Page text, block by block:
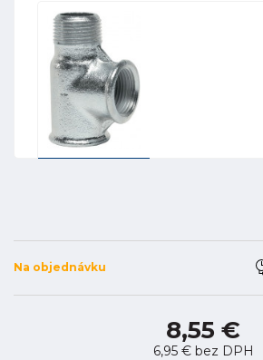
Na objednávku
8,55 €
6,95 €bez DPH